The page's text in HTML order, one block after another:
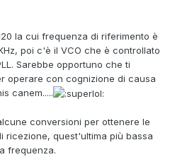
la cui frequenza di riferimento è
poi c'è il VCO che è controllato
Sarebbe opportuno che ti
operare con cognizione di causa
canem.....
conversioni per ottenere le
ricezione, quest'ultima più bassa
frequenza.